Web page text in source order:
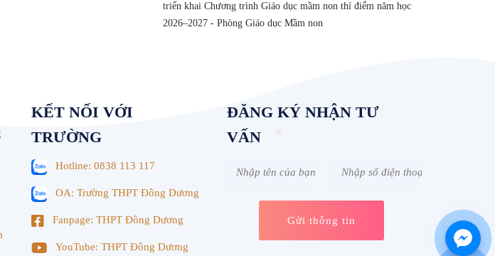
triển khai Chương trình Giáo dục mầm non thí điểm năm học
2026–2027 - Phòng Giáo dục Mầm non
KẾT NỐI VỚI
TRƯỜNG
Hotline: 0838 113 117
OA: Trường THPT Đông Dương
Fanpage: THPT Đông Dương
YouTube: THPT Đông Dương
ĐĂNG KÝ NHẬN TƯ
VẤN